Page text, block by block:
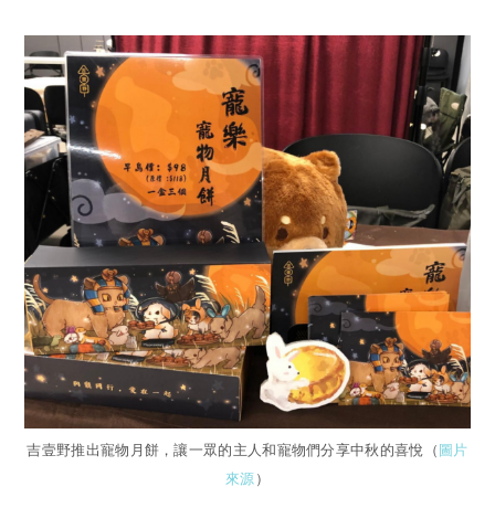
吉壹野推出寵物月餅，讓一眾的主人和寵物們分享中秋的喜悅（ 圖片
來源 ）